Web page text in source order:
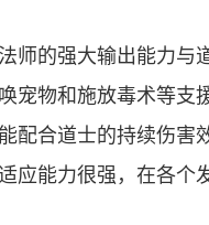
师的强大输出能力与
宠物和施放毒术等支
配合道士的持续伤害
应能力很强，在各个